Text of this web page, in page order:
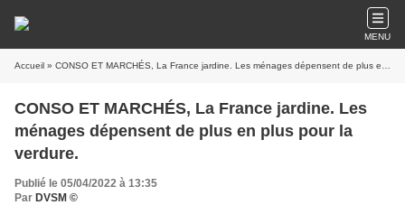
MENU
Accueil » CONSO ET MARCHÉS, La France jardine. Les ménages dépensent de plus en plus pour la verdure.
CONSO ET MARCHÉS, La France jardine. Les
ménages dépensent de plus en plus pour la
verdure.
Publié le 05/04/2022 à 13:35
Par DVSM ©